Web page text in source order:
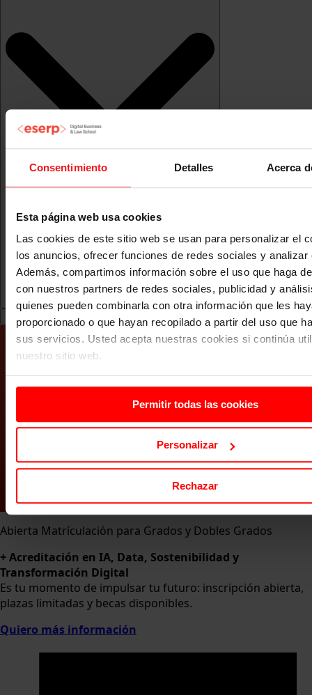
Consentimiento Detalles Acerca
Esta página web usa cookies
Las cookies de este sitio web se usan para personalizar el
los anuncios, ofrecer funciones de redes sociales y analizar
Además, compartimos información sobre el uso que haga
con nuestros partners de redes sociales, publicidad y
quienes pueden combinarla con otra información que les
proporcionado o que hayan recopilado a partir del uso que
sus servicios. Usted acepta nuestras cookies si continúa
nuestro sitio web.
Permitir todas las cookies
Personalizar
Rechazar
Abierta Matrículación para Grados y Dobles Grados
+ Acreditación en IA, Data, Sostenibilidad y
Transformación Digital
Es tu momento de impulsar tu futuro: inscripción abierta,
plazas limitadas y becas disponibles.
Quiero más información